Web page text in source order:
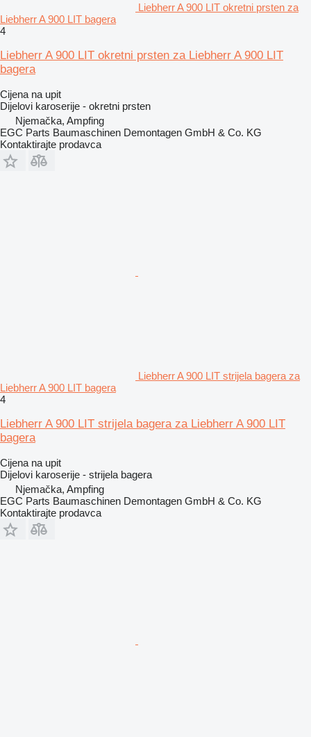
Liebherr A 900 LIT okretni prsten za
Liebherr A 900 LIT bagera
4
Liebherr A 900 LIT okretni prsten za Liebherr A 900 LIT
bagera
Cijena na upit
Dijelovi karoserije - okretni prsten
Njemačka, Ampfing
EGC Parts Baumaschinen Demontagen GmbH & Co. KG
Kontaktirajte prodavca
Liebherr A 900 LIT strijela bagera za
Liebherr A 900 LIT bagera
4
Liebherr A 900 LIT strijela bagera za Liebherr A 900 LIT
bagera
Cijena na upit
Dijelovi karoserije - strijela bagera
Njemačka, Ampfing
EGC Parts Baumaschinen Demontagen GmbH & Co. KG
Kontaktirajte prodavca